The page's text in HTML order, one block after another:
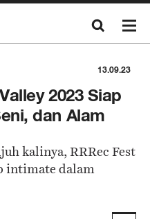
13.09.23
2023 Siap
dan Alam
kalinya, RRRec Fest
intimate dalam